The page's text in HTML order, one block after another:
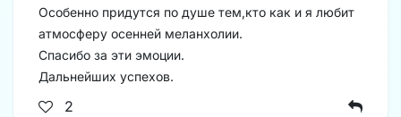
Особенно придутся по душе тем,кто как и я любит
атмосферу осенней меланхолии.
Спасибо за эти эмоции.
Дальнейших успехов.
2